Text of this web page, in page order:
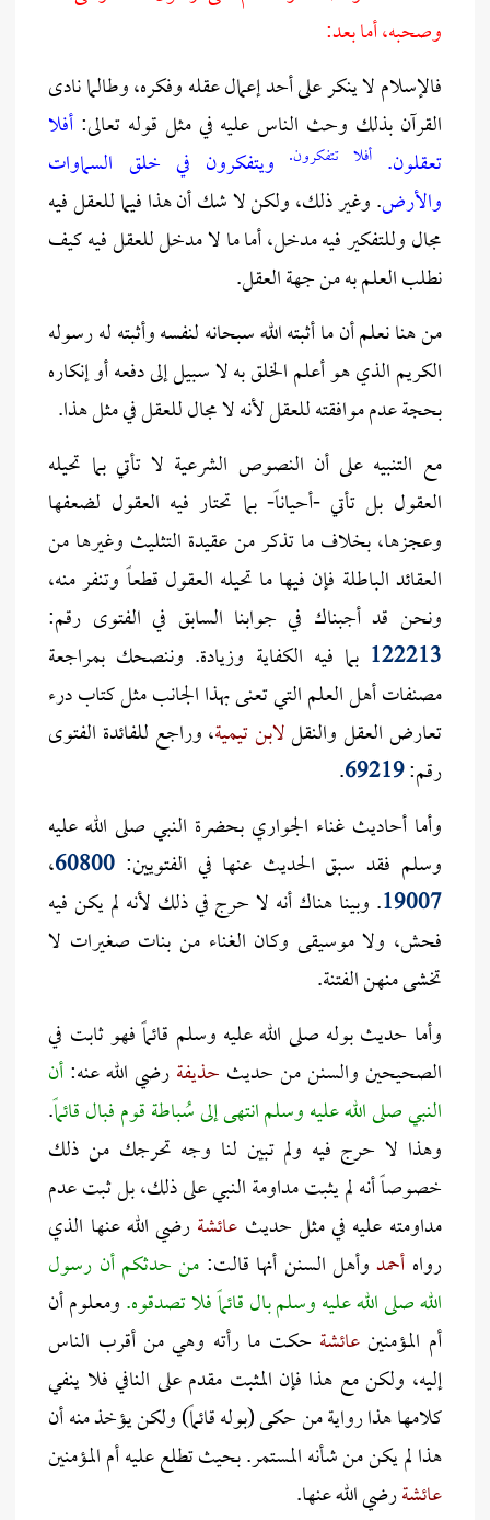
وصحبه، أما بعد:
فالإسلام لا ينكر على أحد إعمال عقله وفكره، وطالما نادى
القرآن بذلك وحث الناس عليه في مثل قوله تعالى: أفلا
تعقلون. أفلا تتفكرون. ويتفكرون في خلق السماوات
والأرض. وغير ذلك، ولكن لا شك أن هذا فيما للعقل فيه
مجال وللتفكير فيه مدخل، أما ما لا مدخل للعقل فيه كيف
نطلب العلم به من جهة العقل.
من هنا نعلم أن ما أثبته الله سبحانه لنفسه وأثبته له رسوله
الكريم الذي هو أعلم الخلق به لا سبيل إلى دفعه أو إنكاره
بحجة عدم موافقته للعقل لأنه لا مجال للعقل في مثل هذا.
مع التنبيه على أن النصوص الشرعية لا تأتي بما تحيله
العقول بل تأتي -أحياناً- بما تحتار فيه العقول لضعفها
وعجزها، بخلاف ما تذكر من عقيدة التثليث وغيرها من
العقائد الباطلة فإن فيها ما تحيله العقول قطعاً وتنفر منه،
ونحن قد أجبناك في جوابنا السابق في الفتوى رقم:
122213 بما فيه الكفاية وزيادة. وننصحك بمراجعة
مصنفات أهل العلم التي تعنى بهذا الجانب مثل كتاب درء
تعارض العقل والنقللابن تيمية، وراجع للفائدة الفتوى
رقم:69219
.
وأما أحاديث غناء الجواري بحضرة النبي صلى الله عليه
وسلم فقد سبق الحديث عنها في الفتويين: 60800،
19007. وبينا هناك أنه لا حرج في ذلك لأنه لم يكن فيه
فحش، ولا موسيقى وكان الغناء من بنات صغيرات لا
تخشى منهن الفتنة.
وأما حديث بوله صلى الله عليه وسلم قائماً فهو ثابت في
الصحيحين والسنن من حديث حذيفةرضي الله عنه:أن
النبي صلى الله عليه وسلم انتهى إلى سُباطة قوم فبال قائماً.
وهذا لا حرج فيه ولم تبين لنا وجه تحرجك من ذلك
خصوصاً أنه لم يثبت مداومة النبي على ذلك، بل ثبت عدم
مداومته عليه في مثل حديث عائشةرضي الله عنها الذي
رواه أحمدوأهل السنن أنها قالت: من حدثكم أن رسول
الله صلى الله عليه وسلم بال قائماً فلا تصدقوه.ومعلوم أن
أم المؤمنينعائشة حكت ما رأته وهي من أقرب الناس
إليه، ولكن مع هذا فإن المثبت مقدم على النافي فلا ينفي
كلامها هذا رواية من حكى (بوله قائماً) ولكن يؤخذ منه أن
هذا لم يكن من شأنه المستمر. بحيث تطلع عليه أم المؤمنين
عائشةرضي الله عنها.